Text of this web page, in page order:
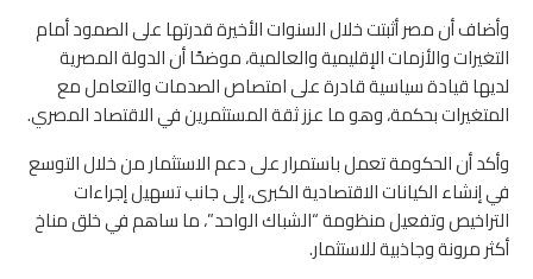
وأضاف أن مصر أثبتت خلال السنوات الأخيرة قدرتها على الصمود أمام
التغيرات والأزمات الإقليمية والعالمية، موضحًا أن الدولة المصرية
لديها قيادة سياسية قادرة على امتصاص الصدمات والتعامل مع
المتغيرات بحكمة، وهو ما عزز ثقة المستثمرين في الاقتصاد المصري.
وأكد أن الحكومة تعمل باستمرار على دعم الاستثمار من خلال التوسع
في إنشاء الكيانات الاقتصادية الكبرى، إلى جانب تسهيل إجراءات
التراخيص وتفعيل منظومة “الشباك الواحد”، ما ساهم في خلق مناخ
أكثر مرونة وجاذبية للاستثمار.